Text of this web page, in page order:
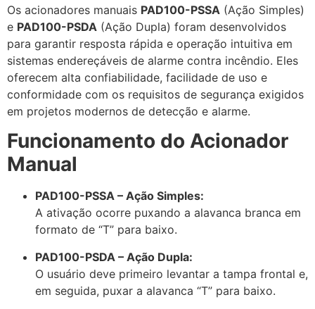
Os acionadores manuais PAD100-PSSA (Ação Simples)
e PAD100-PSDA (Ação Dupla) foram desenvolvidos
para garantir resposta rápida e operação intuitiva em
sistemas endereçáveis de alarme contra incêndio. Eles
oferecem alta confiabilidade, facilidade de uso e
conformidade com os requisitos de segurança exigidos
em projetos modernos de detecção e alarme.
Funcionamento do Acionador
Manual
PAD100-PSSA – Ação Simples:
A ativação ocorre puxando a alavanca branca em
formato de “T” para baixo.
PAD100-PSDA – Ação Dupla:
O usuário deve primeiro levantar a tampa frontal e,
em seguida, puxar a alavanca “T” para baixo.